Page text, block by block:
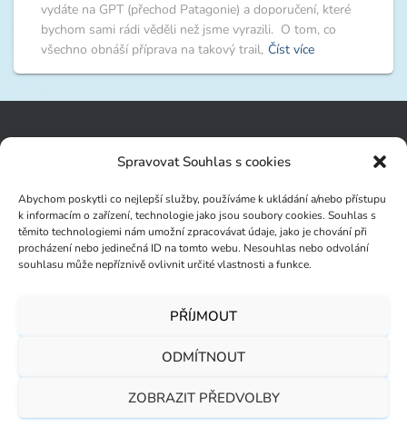
Spravovat Souhlas s cookies
Abychom poskytli co nejlepší služby, používáme k ukládání a/nebo přístupu
k informacím o zařízení, technologie jako jsou soubory cookies. Souhlas s
těmito technologiemi nám umožní zpracovávat údaje, jako je chování při
procházení nebo jedinečná ID na tomto webu. Nesouhlas nebo odvolání
souhlasu může nepříznivě ovlivnit určité vlastnosti a funkce.
PŘÍJMOUT
ODMÍTNOUT
ZOBRAZIT PŘEDVOLBY
vydáte na GPT (přechod Patagonie) a doporučení, které
bychom sami rádi věděli než jsme vyrazili. O tom, co
všechno obnáší příprava na takový trail, Číst více
ZÁSADY OCHRANY OSOBNÍCH ÚDAJŮ
ZÁSADY COOKIES (EU)
Hestia | VyvinulThemeIsle